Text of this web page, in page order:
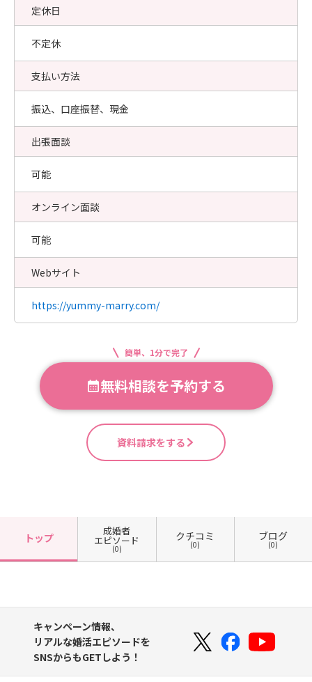
定休日
不定休
支払い方法
振込、口座振替、現金
出張面談
可能
オンライン面談
可能
Webサイト
https://yummy-marry.com/
簡単、1分で完了
無料相談を予約する
資料請求をする
トップ
成婚者
エピソード
(0)
クチコミ
(0)
ブログ
(0)
キャンペーン情報、
リアルな婚活エピソードを
SNSからもGETしよう！